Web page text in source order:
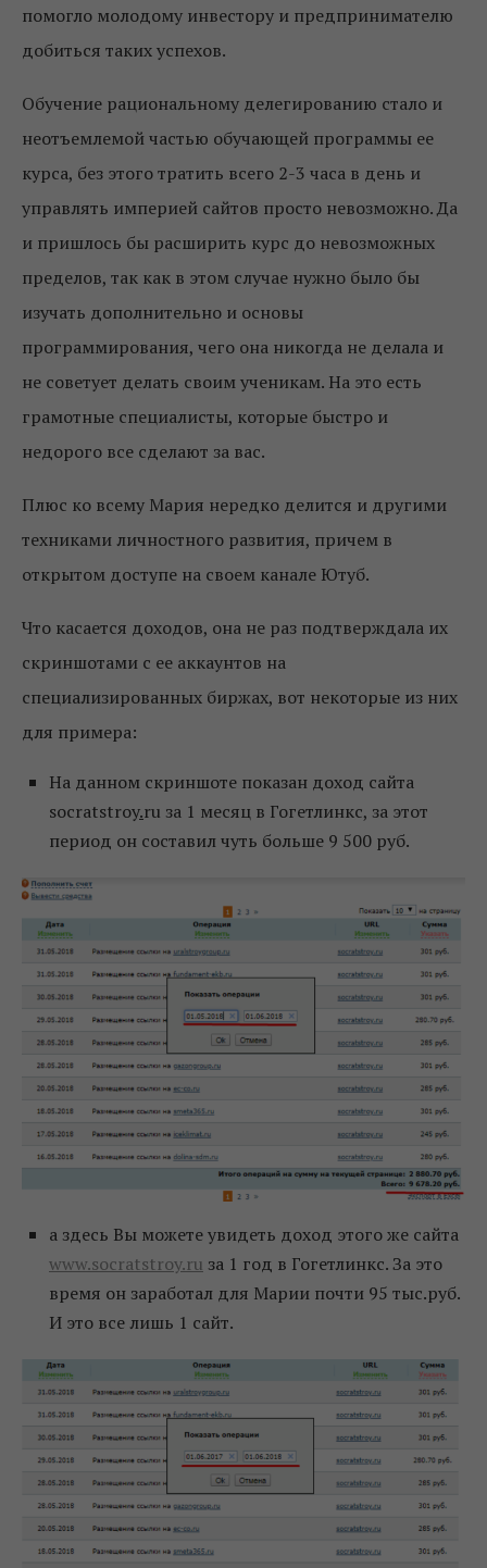
помогло молодому инвестору и предпринимателю
добиться таких успехов.
Обучение рациональному делегированию стало и
неотъемлемой частью обучающей программы ее
курса, без этого тратить всего 2-3 часа в день и
управлять империей сайтов просто невозможно. Да
и пришлось бы расширить курс до невозможных
пределов, так как в этом случае нужно было бы
изучать дополнительно и основы
программирования, чего она никогда не делала и
не советует делать своим ученикам. На это есть
грамотные специалисты, которые быстро и
недорого все сделают за вас.
Плюс ко всему Мария нередко делится и другими
техниками личностного развития, причем в
открытом доступе на своем канале Ютуб.
Что касается доходов, она не раз подтверждала их
скриншотами с ее аккаунтов на
специализированных биржах, вот некоторые из них
для примера:
На данном скриншоте показан доход сайта
socratstroy.ru за 1 месяц в Гогетлинкс, за этот
период он составил чуть больше 9 500 руб.
а здесь Вы можете увидеть доход этого же сайта
www.socratstroy.ru за 1 год в Гогетлинкс. За это
время он заработал для Марии почти 95 тыс.руб.
И это все лишь 1 сайт.